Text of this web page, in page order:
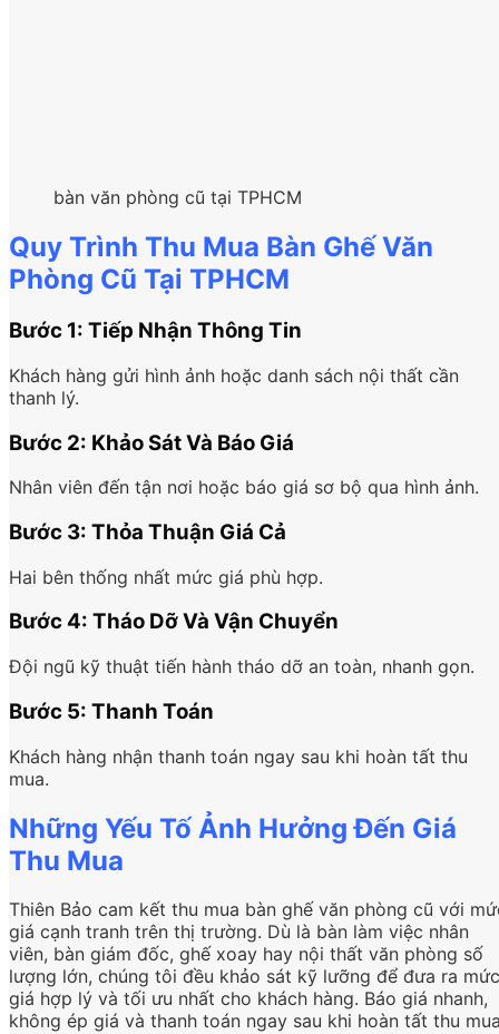
bàn văn phòng cũ tại TPHCM
Quy Trình Thu Mua Bàn Ghế Văn
Phòng Cũ Tại TPHCM
Bước 1: Tiếp Nhận Thông Tin
Khách hàng gửi hình ảnh hoặc danh sách nội thất cần
thanh lý.
Bước 2: Khảo Sát Và Báo Giá
Nhân viên đến tận nơi hoặc báo giá sơ bộ qua hình ảnh.
Bước 3: Thỏa Thuận Giá Cả
Hai bên thống nhất mức giá phù hợp.
Bước 4: Tháo Dỡ Và Vận Chuyển
Đội ngũ kỹ thuật tiến hành tháo dỡ an toàn, nhanh gọn.
Bước 5: Thanh Toán
Khách hàng nhận thanh toán ngay sau khi hoàn tất thu
mua.
Những Yếu Tố Ảnh Hưởng Đến Giá
Thu Mua
Thiên Bảo cam kết thu mua bàn ghế văn phòng cũ với
giá cạnh tranh trên thị trường. Dù là bàn làm việc nhân
viên, bàn giám đốc, ghế xoay hay nội thất văn phòng số
lượng lớn, chúng tôi đều khảo sát kỹ lưỡng để đưa ra mức
giá hợp lý và tối ưu nhất cho khách hàng. Báo giá nhanh,
không ép giá và thanh toán ngay sau khi hoàn tất thu